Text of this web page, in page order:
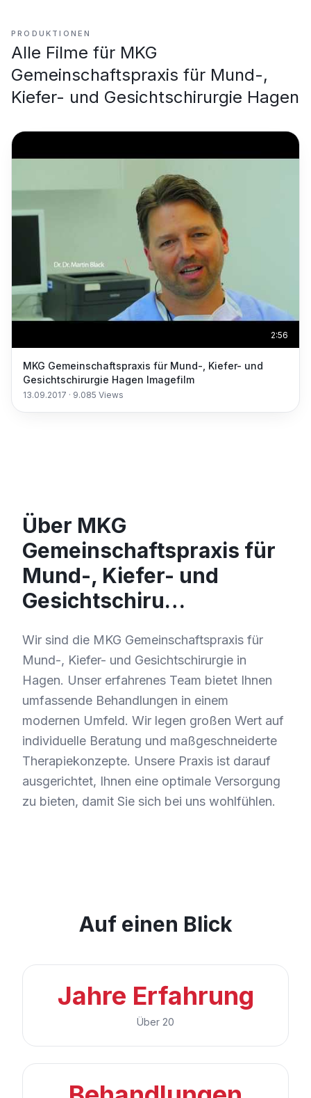
PRODUKTIONEN
Alle Filme für MKG
Gemeinschaftspraxis für Mund-,
Kiefer- und Gesichtschirurgie Hagen
2:56
MKG Gemeinschaftspraxis für Mund-, Kiefer- und
Gesichtschirurgie Hagen Imagefilm
13.09.2017 · 9.085 Views
Über MKG
Gemeinschaftspraxis für
Mund-, Kiefer- und
Gesichtschiru…
Wir sind die MKG Gemeinschaftspraxis für
Mund-, Kiefer- und Gesichtschirurgie in
Hagen. Unser erfahrenes Team bietet Ihnen
umfassende Behandlungen in einem
modernen Umfeld. Wir legen großen Wert auf
individuelle Beratung und maßgeschneiderte
Therapiekonzepte. Unsere Praxis ist darauf
ausgerichtet, Ihnen eine optimale Versorgung
zu bieten, damit Sie sich bei uns wohlfühlen.
Auf einen Blick
Jahre Erfahrung
Über 20